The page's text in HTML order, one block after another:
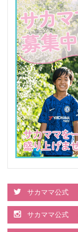
サカママ公式
サカママ公式